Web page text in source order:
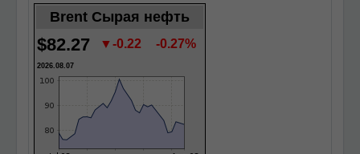
Brent Сырая нефть
$82.27 ▼-0.22 -0.27%
2026.08.07